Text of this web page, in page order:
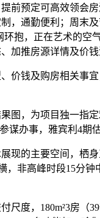
预定可高效领会房
通勤便利；周末
抱，正在艺术的
加推房源详情及价
钱及购房相关事宜
，为项目独一指
谋办事，雅宾利4期
的主要空间，栖
，非高峰时段15
，180m²3房（